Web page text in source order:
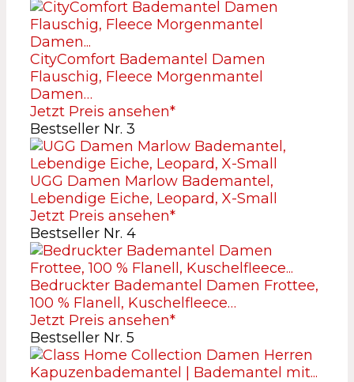
CityComfort Bademantel Damen
Flauschig, Fleece Morgenmantel
Damen…
Jetzt Preis ansehen*
Bestseller Nr. 3
UGG Damen Marlow Bademantel,
Lebendige Eiche, Leopard, X-Small
Jetzt Preis ansehen*
Bestseller Nr. 4
Bedruckter Bademantel Damen Frottee,
100 % Flanell, Kuschelfleece…
Jetzt Preis ansehen*
Bestseller Nr. 5